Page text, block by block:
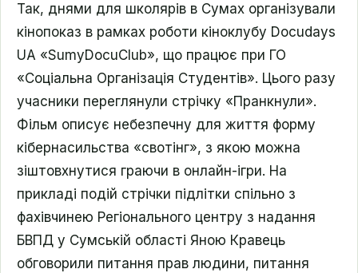
Так, днями для школярів в Сумах організували
кінопоказ в рамках роботи кіноклубу Docudays
UA «SumyDocuClub», що працює при ГО
«Соціальна Організація Студентів». Цього разу
учасники переглянули стрічку «Пранкнули».
Фільм описує небезпечну для життя форму
кібернасильства «свотінг», з якою можна
зіштовхнутися граючи в онлайн-ігри. На
прикладі подій стрічки підлітки спільно з
фахівчинею Регіонального центру з надання
БВПД у Сумській області Яною Кравець
обговорили питання прав людини, питання